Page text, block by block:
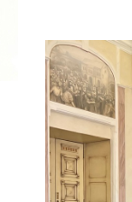
2022